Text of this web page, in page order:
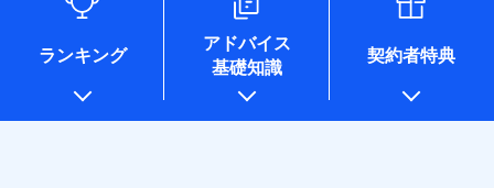
各種セミナーの開催のため
コンサルティングサービスの実施のため
アンケートやキャンペーン等の実施のため
上記に係る案内・手続き・管理等付帯業務を行うため
* 当社が委託を受けている保険会社の情報は、保険会社のホ
ームページに掲載しておりますので、ご確認ください。
ランキング
アドバイス
基礎知識
契約者特典